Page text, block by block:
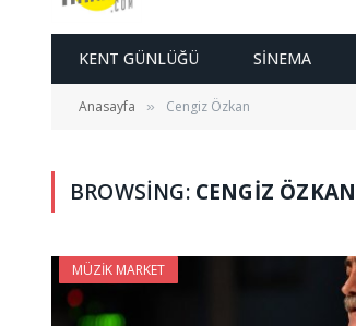
KENT GÜNLÜĞÜ SINEMA
Anasayfa » Cengiz Özkan
BROWSING: CENGIZ ÖZKAN
MÜZIK MARKET